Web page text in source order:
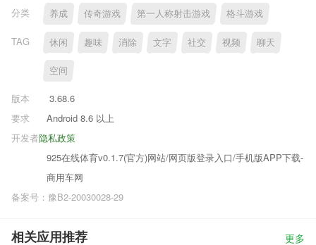
分类
养成 传奇游戏 第一人称射击游戏 格斗游戏
TAG 休闲 趣味 消除 文字 社交 视频 聊天
空间
版本
3.68.6
要求
Android 8.6 以上
隐私政策
开发者
925在线体育v0.1.7(官方)网站/网页版登录入口/手机版APP下载-
商用车网
备案号：豫B2-20030028-29
相关应用推荐 更多